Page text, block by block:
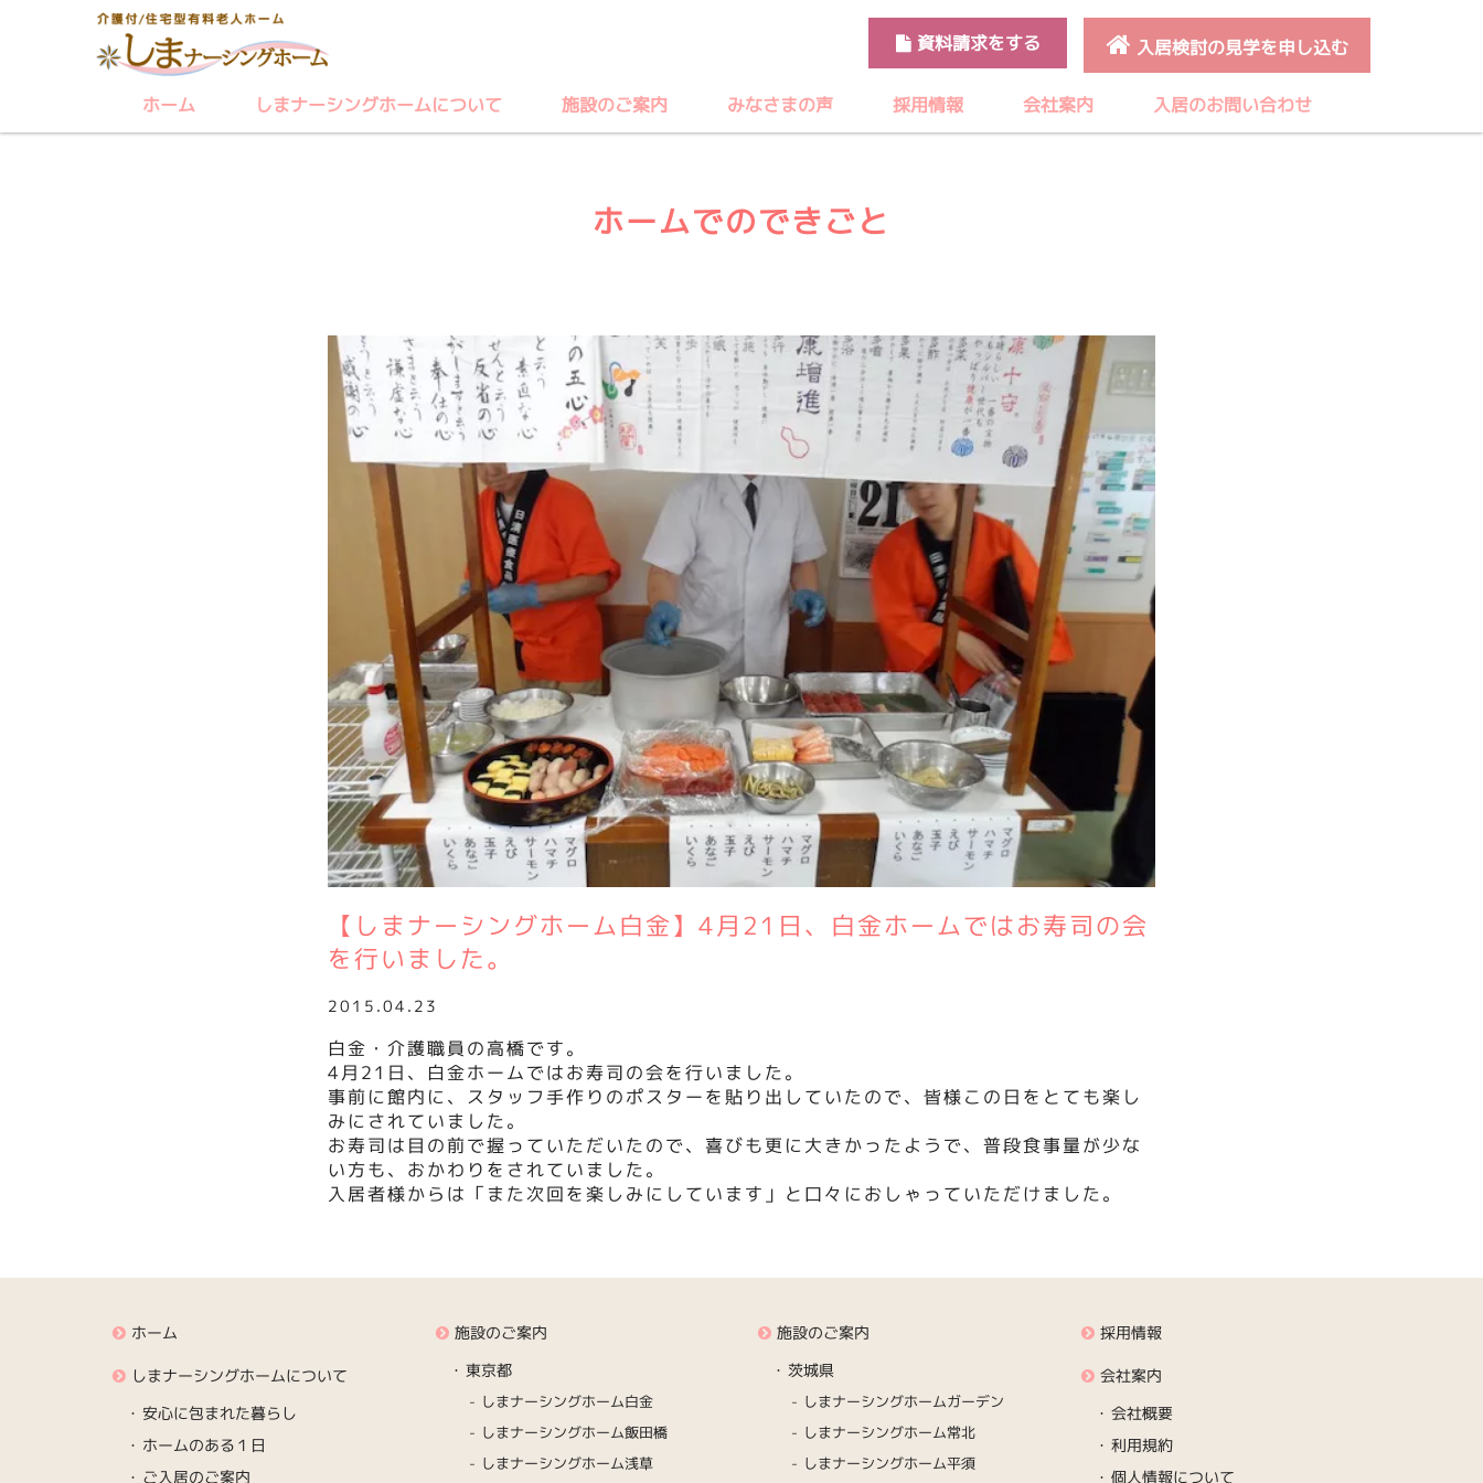
入居検討の見学を申し込む
資料請求をする
ホーム しまナーシングホームについて 施設のご案内 みなさまの声 採用情報 会社案内 入居のお問い合わせ
ホームでのできごと
【しまナーシングホーム白金】4月21日、白金ホームではお寿司の会
を行いました。
2015.04.23
白金・介護職員の高橋です。
4月21日、白金ホームではお寿司の会を行いました。
事前に館内に、スタッフ手作りのポスターを貼り出していたので、皆様この日をとても楽し
みにされていました。
お寿司は目の前で握っていただいたので、喜びも更に大きかったようで、普段食事量が少な
い方も、おかわりをされていました。
入居者様からは「また次回を楽しみにしています」と口々におしゃっていただけました。
ホーム
しまナーシングホームについて
安心に包まれた暮らし
ホームのある１日
ご入居のご案内
施設のご案内
東京都
しまナーシングホーム白金
しまナーシングホーム飯田橋
しまナーシングホーム浅草
施設のご案内
茨城県
しまナーシングホームガーデン
しまナーシングホーム常北
しまナーシングホーム平須
採用情報
会社案内
会社概要
利用規約
個人情報について